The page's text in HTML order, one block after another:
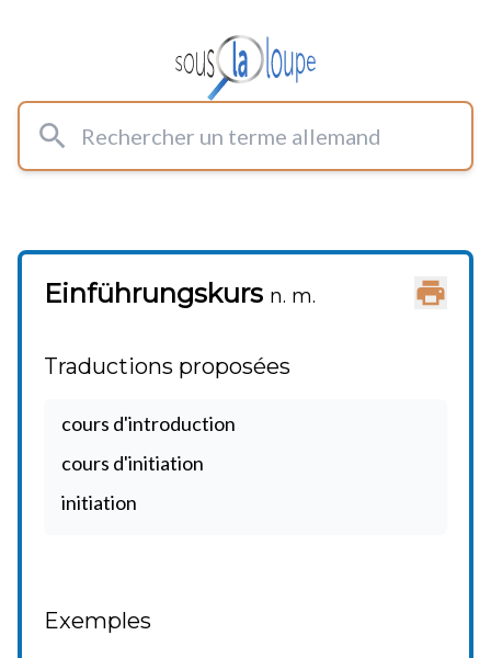
Rechercher un terme allemand
Einführungskurs n. m.
Traductions proposées
cours d'introduction
cours d'initiation
initiation
Exemples